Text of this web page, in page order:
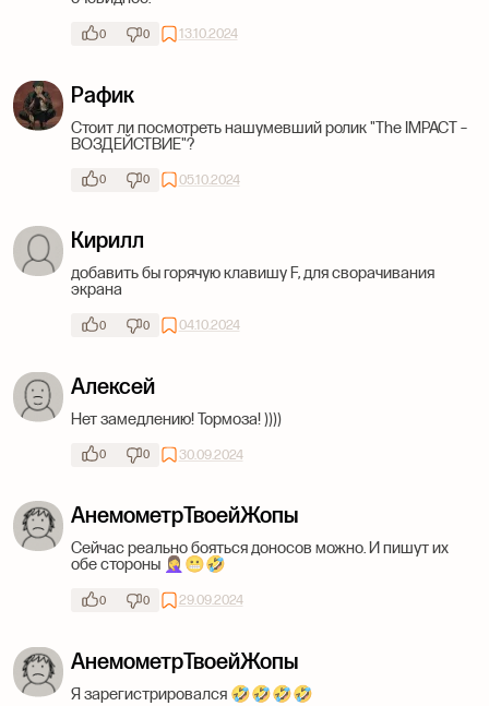
0 0 13.10.2024
Рафик
Стоит ли посмотреть нашумевший ролик "The IMPACT –
ВОЗДЕЙСТВИЕ"?
0 0 05.10.2024
Кирилл
добавить бы горячую клавишу F, для сворачивания
экрана
0 0 04.10.2024
Алексей
Нет замедлению! Тормоза! ))))
0 0 30.09.2024
АнемометрТвоейЖопы
Сейчас реально бояться доносов можно. И пишут их
обе стороны 🤦‍♀😬🤣
0 0 29.09.2024
АнемометрТвоейЖопы
Я зарегистрировался 🤣🤣🤣🤣